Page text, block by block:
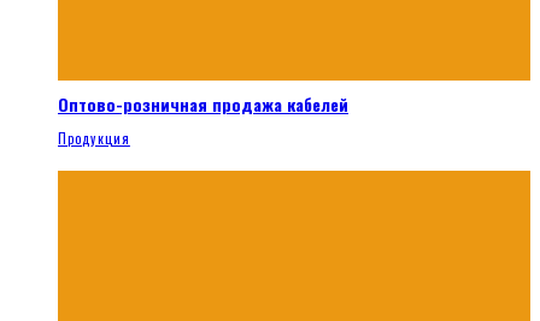
Оптово-розничная продажа кабелей
Продукция